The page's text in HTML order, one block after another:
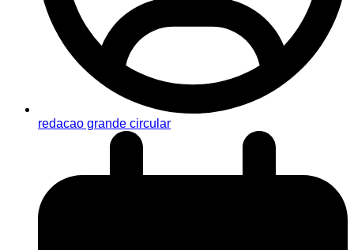
redacao grande circular